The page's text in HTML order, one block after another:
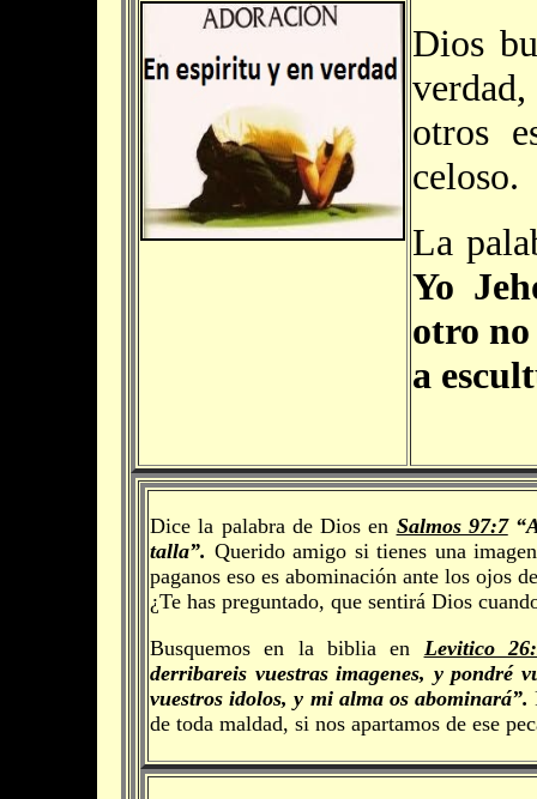
Dios
otros
celoso.
La
Yo
otro
a
Dice la palabra de Dios en Salmos 97:7
talla”. Querido amigo si tienes una
paganos eso es abominación ante los ojos
¿Te has preguntado, que sentirá Dios
Busquemos en la biblia en Levitico
derribareis vuestras imagenes, y pondré
vuestros idolos, y mi alma os abominará”.
de toda maldad, si nos apartamos de ese